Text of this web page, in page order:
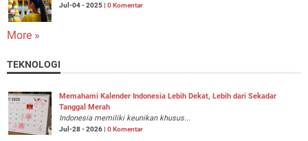
Jul-04 - 2025 | 0 Komentar
More »
TEKNOLOGI
Memahami Kalender Indonesia Lebih Dekat, Lebih dari Sekadar
Tanggal Merah
Indonesia memiliki keunikan khusus...
Jul-28 - 2026 | 0 Komentar